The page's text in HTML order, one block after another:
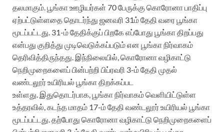
தலமாகும். பூங்கா ஊழியர்கள் 70 பேருக்கு கொரோனா பாதிப்பு
ஏற்பட்டுள்ளதை தொடர்ந்து ஜனவரி 31ம் தேதி வரை பூங்கா
மூடப்பட்டது. 31-ம் தேதிக்குப் பிறகே எப்போது பூங்கா திறப்பது
என்பது குறித்து முடிவெடுக்கப்படும் என பூங்கா நிர்வாகம்
தெரிவித்திருந்தது. இந்நிலையில், கொரோனா வழிகாட்டு
நெறிமுறைகளைப் பின்பற்றி பிப்ரவரி 3-ம் தேதி முதல்
வண்டலூர் உயிரியல் பூங்கா திறக்கப்பட
உள்ளது. இதுதொடர்பாக, பூங்கா நிர்வாகம் வெளியிட்டுள்ள
உத்தரவில், கடந்த மாதம் 17-ம் தேதி வண்டலூர் உயிரியல் பூங்கா
மூடப்பட்டது. தற்போது கொரோனா வழிகாட்டு நெறிமுறைகளைப்